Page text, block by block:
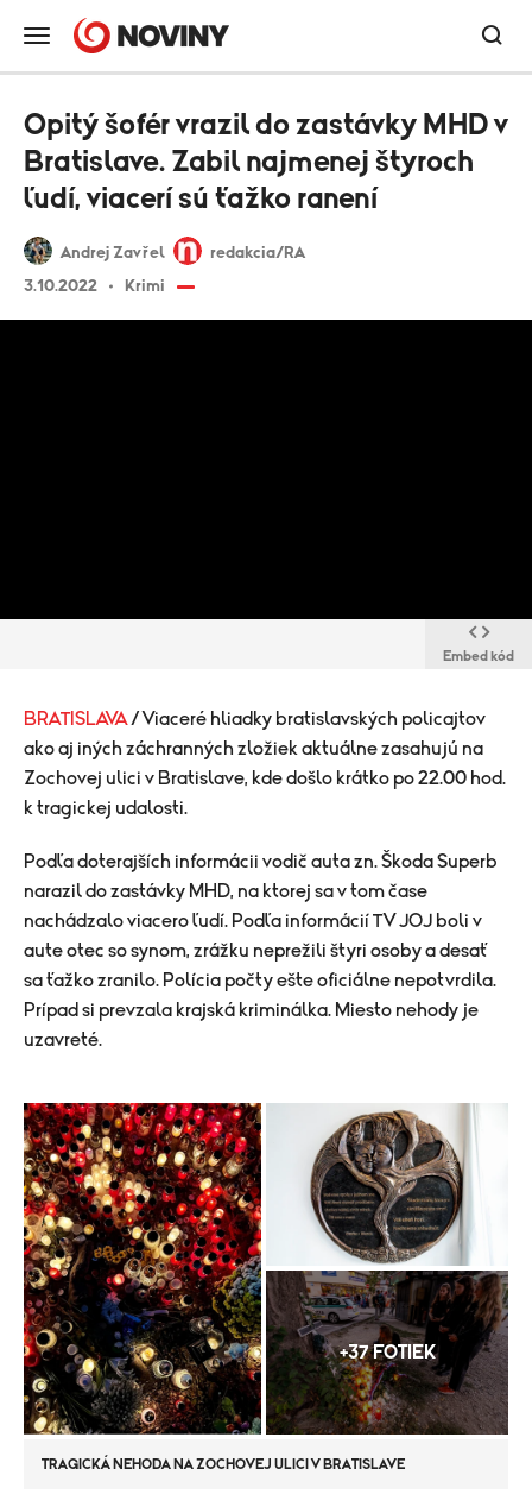
Andrej Zavřel
redakcia/RA
3.10.2022
Krimi
Opitý šofér vrazil do zastávky MHD v
Bratislave. Zabil najmenej štyroch
ľudí, viacerí sú ťažko ranení
Embed kód
BRATISLAVA / Viaceré hliadky bratislavských policajtov
ako aj iných záchranných zložiek aktuálne zasahujú na
Zochovej ulici v Bratislave, kde došlo krátko po 22.00 hod.
k tragickej udalosti.
Podľa doterajších informácii vodič auta zn. Škoda Superb
narazil do zastávky MHD, na ktorej sa v tom čase
nachádzalo viacero ľudí. Podľa informácií TV JOJ boli v
aute otec so synom, zrážku neprežili štyri osoby a desať
sa ťažko zranilo. Polícia počty ešte oficiálne nepotvrdila.
Prípad si prevzala krajská kriminálka. Miesto nehody je
uzavreté.
+37 FOTIEK
TRAGICKÁ NEHODA NA ZOCHOVEJ ULICI V BRATISLAVE